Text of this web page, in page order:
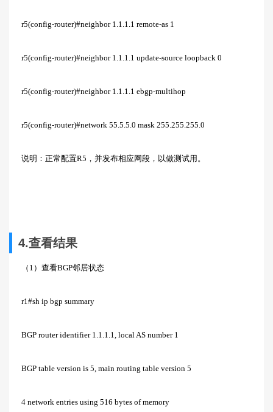
r5(config-router)#neighbor 1.1.1.1 remote-as 1
r5(config-router)#neighbor 1.1.1.1 update-source loopback 0
r5(config-router)#neighbor 1.1.1.1 ebgp-multihop
r5(config-router)#network 55.5.5.0 mask 255.255.255.0
说明：正常配置R5，并发布相应网段，以做测试用。
4.查看结果
（1）查看BGP邻居状态
r1#sh ip bgp summary
BGP router identifier 1.1.1.1, local AS number 1
BGP table version is 5, main routing table version 5
4 network entries using 516 bytes of memory